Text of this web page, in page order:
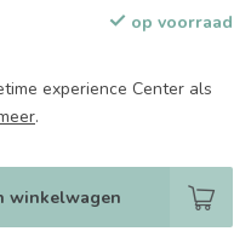
op voorraad
experience Center als
.
winkelwagen